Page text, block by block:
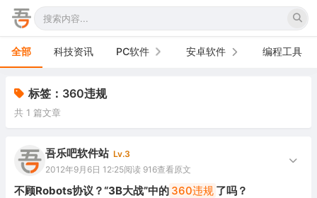
全部 科技资讯 PC软件
办公软件
网络软件
图形图像
安卓软件
手机软件
电视软件
车机软件
编程工具
标签：360违规
共 1 篇文章
吾乐吧软件站 Lv.3
2012年9月6日 12:25阅读 916查看原文
不顾Robots协议？“3B大战”中的 360违规 了吗？